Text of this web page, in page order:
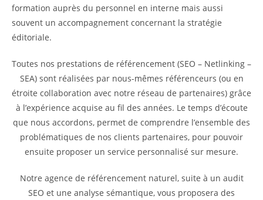
formation auprès du personnel en interne mais aussi
souvent un accompagnement concernant la stratégie
éditoriale.
Toutes nos prestations de référencement (SEO – Netlinking –
SEA) sont réalisées par nous-mêmes référenceurs (ou en
étroite collaboration avec notre réseau de partenaires) grâce
à l’expérience acquise au fil des années. Le temps d’écoute
que nous accordons, permet de comprendre l’ensemble des
problématiques de nos clients partenaires, pour pouvoir
ensuite proposer un service personnalisé sur mesure.
Notre agence de référencement naturel, suite à un audit
SEO et une analyse sémantique, vous proposera des